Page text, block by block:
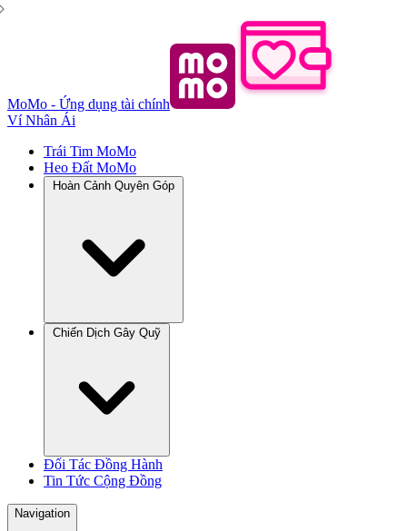
MoMo - Ứng dụng tài chính
Ví Nhân Ái
Trái Tim MoMo
Heo Đất MoMo
Hoàn Cảnh Quyên Góp
Chiến Dịch Gây Quỹ
Đối Tác Đồng Hành
Tin Tức Cộng Đồng
Navigation